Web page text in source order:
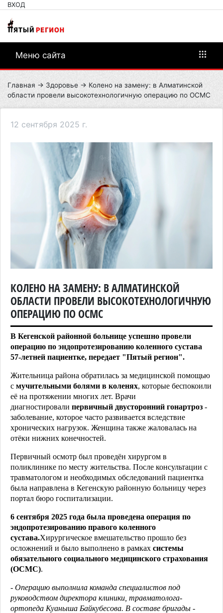
ВХОД
Меню сайта
Главная → Здоровье → Колено на замену: в Алматинской
области провели высокотехнологичную операцию по ОСМС
12 сентября 2025 г.
КОЛЕНО НА ЗАМЕНУ: В АЛМАТИНСКОЙ
ОБЛАСТИ ПРОВЕЛИ ВЫСОКОТЕХНОЛОГИЧНУЮ
ОПЕРАЦИЮ ПО ОСМС
В Кегенской районной больнице успешно провели
операцию по эндопротезированию коленного сустава
57-летней пациентке, передает "Пятый регион".
Жительница района обратилась за медицинской помощью
с мучительными болями в коленях, которые беспокоили
её на протяжении многих лет. Врачи
диагностировали первичный двусторонний гонартроз -
заболевание, которое часто развивается вследствие
хронических нагрузок. Женщина также жаловалась на
отёки нижних конечностей.
Первичный осмотр был проведён хирургом в
поликлинике по месту жительства. После консультации с
травматологом и необходимых обследований пациентка
была направлена в Кегенскую районную больницу через
портал бюро госпитализации.
6 сентября 2025 года была проведена операция по
эндопротезированию правого коленного
сустава.Хирургическое вмешательство прошло без
осложнений и было выполнено в рамках системы
обязательного социального медицинского страхования
(ОСМС).
- Операцию выполнила команда специалистов под
руководством директора клиники, травматолога-
ортопеда Куаныша Байкубесова. В составе бригады -